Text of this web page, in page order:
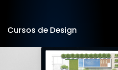
Cursos de Design